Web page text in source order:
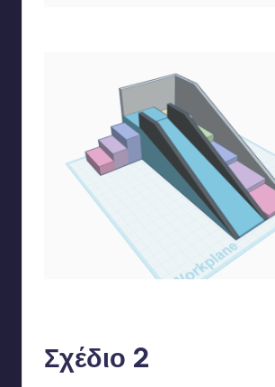
Σχέδιο 2